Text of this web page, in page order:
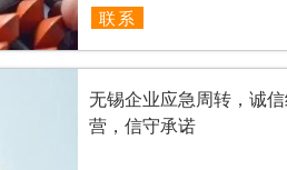
联系
无锡企业应急周转，诚
营，信守承诺